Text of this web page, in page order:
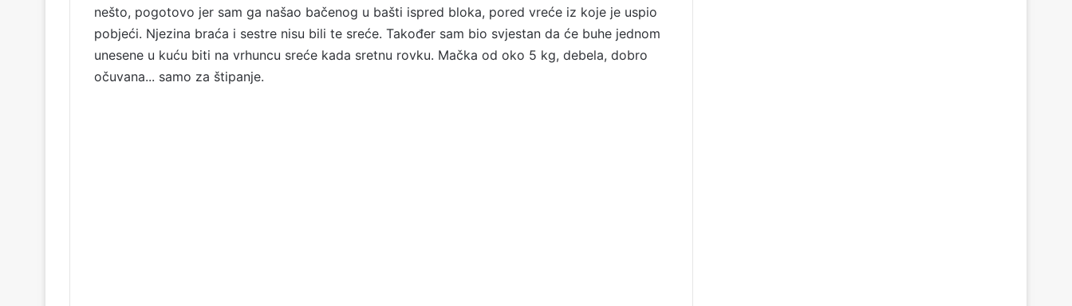
nešto, pogotovo jer sam ga našao bačenog u bašti ispred bloka, pored vreće iz koje je uspio
pobjeći. Njezina braća i sestre nisu bili te sreće. Također sam bio svjestan da će buhe jednom
unesene u kuću biti na vrhuncu sreće kada sretnu rovku. Mačka od oko 5 kg, debela, dobro
očuvana... samo za štipanje.